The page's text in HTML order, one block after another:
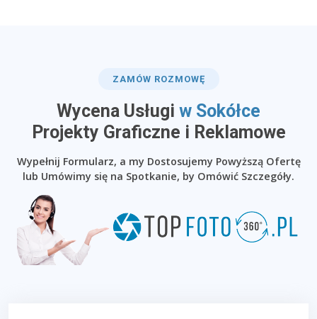
ZAMÓW ROZMOWĘ
Wycena Usługi w Sokółce
​Projekty Graficzne i Reklamowe
Wypełnij Formularz, a my Dostosujemy Powyższą Ofertę
lub Umówimy się na Spotkanie, by Omówić Szczegóły.